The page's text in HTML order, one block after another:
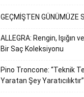
GEÇMİŞTEN GÜNÜMÜZE
ALLEGRA: Rengin, Işığın
Bir Saç Koleksiyonu
Pino Troncone: “Teknik
Yaratan Şey Yaratıcılıktır”